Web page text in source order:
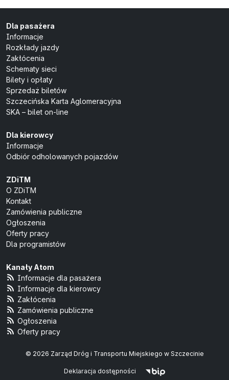
Dla pasażera
Informacje
Rozkłady jazdy
Zakłócenia
Schematy sieci
Bilety i opłaty
Sprzedaż biletów
Szczecińska Karta Aglomeracyjna
SKA – bilet on-line
Dla kierowcy
Informacje
Odbiór odholowanych pojazdów
ZDiTM
O ZDiTM
Kontakt
Zamówienia publiczne
Ogłoszenia
Oferty pracy
Dla programistów
Kanały Atom
Informacje dla pasażera
Informacje dla kierowcy
Zakłócenia
Zamówienia publiczne
Ogłoszenia
Oferty pracy
© 2026 Zarząd Dróg i Transportu Miejskiego w Szczecinie
Deklaracja dostępności